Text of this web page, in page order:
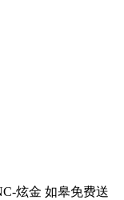
炫金 如皋免费送